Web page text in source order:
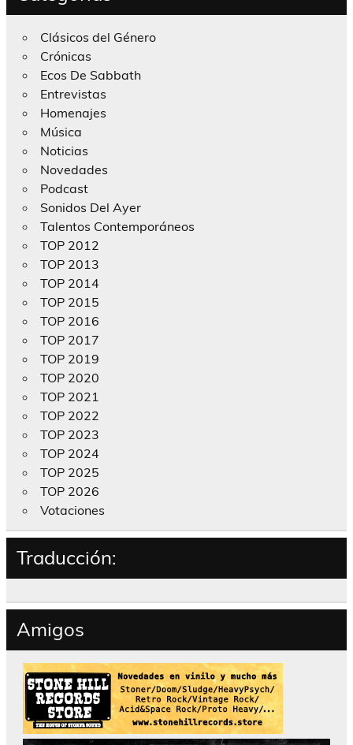
Clásicos del Género
Crónicas
Ecos De Sabbath
Entrevistas
Homenajes
Música
Noticias
Novedades
Podcast
Sonidos Del Ayer
Talentos Contemporáneos
TOP 2012
TOP 2013
TOP 2014
TOP 2015
TOP 2016
TOP 2017
TOP 2019
TOP 2020
TOP 2021
TOP 2022
TOP 2023
TOP 2024
TOP 2025
TOP 2026
Votaciones
Traducción:
Amigos